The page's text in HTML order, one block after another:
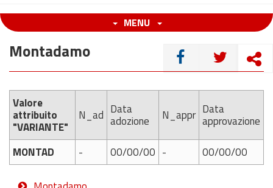
MENU
CONDIVIDI
Montadamo
Valore
attribuito
"VARIANTE"
N_ad Data
adozione N_appr Data
approvazione
MONTAD
- 00/00/00 - 00/00/00